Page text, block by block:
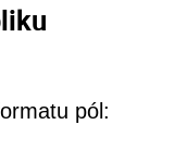
pól: